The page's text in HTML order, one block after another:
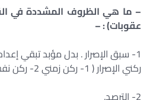
عقوبات) : –
1- سبق الإصرار . بدل مؤبد تبقي إعدام مادة ( 231 عقوبات)
ركني الإصرار ( 1- ركن زمني 2- ركن نفسي)
2- الترصد.